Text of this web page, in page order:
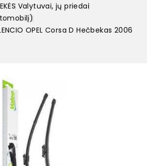
Valytuvai, jų priedai
OPEL Corsa D Hečbekas 2006